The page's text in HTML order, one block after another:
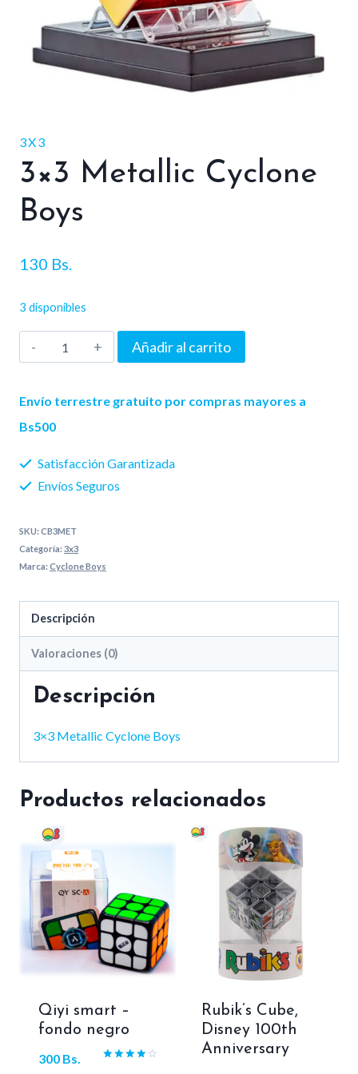
3X3
3×3 Metallic Cyclone
Boys
130 Bs.
3 disponibles
3x3
Cyclone
Boys
Añadir al carrito
Envío terrestre gratuito por compras mayores a
Bs500
Satisfacción Garantizada
Envíos Seguros
SKU:CB3MET
Categoría:3x3
Marca:Cyclone Boys
Descripción
Valoraciones (0)
Descripción
3×3 Metallic Cyclone Boys
Productos relacionados
Qiyi smart –
fondo negro
300 Bs.
Rubik’s Cube,
Disney 100th
Anniversary